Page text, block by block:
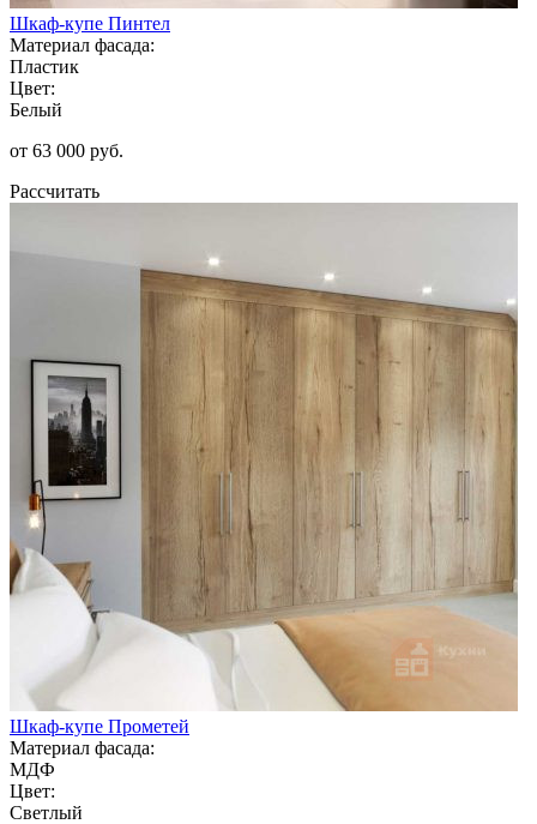
Шкаф-купе Пинтел
Материал фасада:
Пластик
Цвет:
Белый
от 63 000 руб.
Рассчитать
Шкаф-купе Прометей
Материал фасада:
МДФ
Цвет:
Светлый